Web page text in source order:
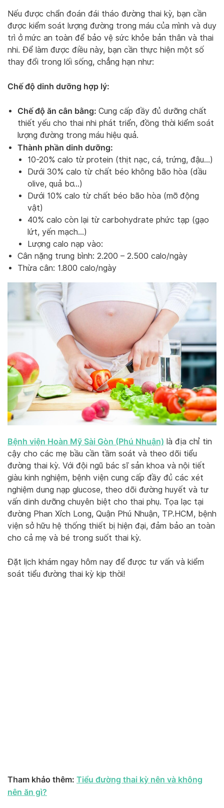
Nếu được chẩn đoán đái tháo đường thai kỳ, bạn cần
được kiểm soát lượng đường trong máu của mình và duy
trì ở mức an toàn để bảo vệ sức khỏe bản thân và thai
nhi. Để làm được điều này, bạn cần thực hiện một số
thay đổi trong lối sống, chẳng hạn như:
Chế độ dinh dưỡng hợp lý:
Chế độ ăn cân bằng: Cung cấp đầy đủ dưỡng chất
thiết yếu cho thai nhi phát triển, đồng thời kiểm soát
lượng đường trong máu hiệu quả.
Thành phần dinh dưỡng:
10-20% calo từ protein (thịt nạc, cá, trứng, đậu…)
Dưới 30% calo từ chất béo không bão hòa (dầu
olive, quả bơ…)
Dưới 10% calo từ chất béo bão hòa (mỡ động
vật)
40% calo còn lại từ carbohydrate phức tạp (gạo
lứt, yến mạch…)
Lượng calo nạp vào:
Cân nặng trung bình: 2.200 – 2.500 calo/ngày
Thừa cân: 1.800 calo/ngày
Bệnh viện Hoàn Mỹ Sài Gòn (Phú Nhuận) là địa chỉ tin
cậy cho các mẹ bầu cần tầm soát và theo dõi tiểu
đường thai kỳ. Với đội ngũ bác sĩ sản khoa và nội tiết
giàu kinh nghiệm, bệnh viện cung cấp đầy đủ các xét
nghiệm dung nạp glucose, theo dõi đường huyết và tư
vấn dinh dưỡng chuyên biệt cho thai phụ. Tọa lạc tại
đường Phan Xích Long, Quận Phú Nhuận, TP.HCM, bệnh
viện sở hữu hệ thống thiết bị hiện đại, đảm bảo an toàn
cho cả mẹ và bé trong suốt thai kỳ.
Đặt lịch khám ngay hôm nay để được tư vấn và kiểm
soát tiểu đường thai kỳ kịp thời!
Tham khảo thêm: Tiểu đường thai kỳ nên và không
nên ăn gì?